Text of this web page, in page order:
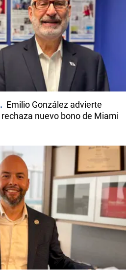
Emilio González advierte
nuevo bono de Miami